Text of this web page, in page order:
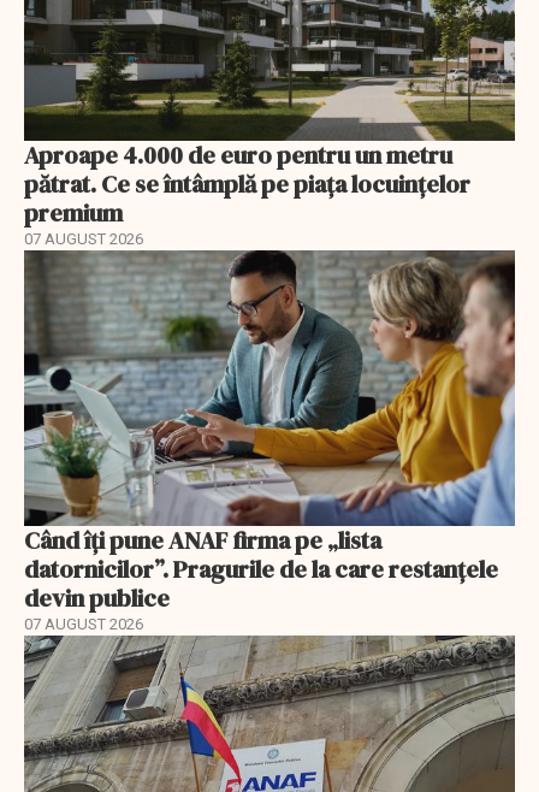
Aproape 4.000 de euro pentru un metru
pătrat. Ce se întâmplă pe piața locuințelor
premium
07 AUGUST 2026
Când îți pune ANAF firma pe „lista
datornicilor”. Pragurile de la care restanțele
devin publice
07 AUGUST 2026